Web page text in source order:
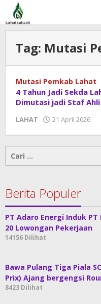
Lewati
konten
Tag: Mutasi
Mutasi Pemkab Lahat
4 Tahun Jadi Sekda
Dimutasi jadi Staf Ahli
LAHAT 21 April 2026
Cari
untuk:
Berita Populer
PT Adaro Energi Induk PT
20 Lowongan Pekerjaan
14156 Dilihat
Bawa Pulang Tiga Piala
Prix) Ajang bergengsi
8423 Dilihat